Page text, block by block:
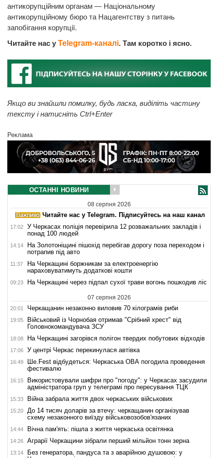
антикорупційним органам — Національному
антикорупційному бюро та Нацагентству з питань
запобігання корупції.
Читайте нас у Telegram-каналі. Там коротко і ясно.
Якщо ви знайшли помилку, будь ласка, виділіть частину
тексту і натисніть Ctrl+Enter
Реклама
ОСТАННІ НОВИНИ
08 серпня 2026
Читайте нас у Telegram. Підписуйтесь на наш канал
17:02
У Черкасах поліція перевірила 12 розважальних закладів і
понад 100 людей
14:14
На Золотоніщині пішохід перебігав дорогу поза переходом і
потрапив під авто
11:37
На Черкащині боржникам за електроенергію
нараховуватимуть додаткові кошти
09:23 На Черкащині через підпал сухої трави вогонь пошкодив ліс
07 серпня 2026
20:01 Черкащанин незаконно виловив 70 кілограмів риби
19:05
Військовий із Чорнобая отримав "Срібний хрест" від
Головнокомандувача ЗСУ
18:08 На Черкащині загорівся полігон твердих побутових відходів
17:06 У центрі Черкас перекинулася автівка
16:49
Ше.Fest відбудеться: Черкаська ОВА погодила проведення
фестивалю
16:15
Використовували шифри про "погоду": у Черкасах засудили
адміністратора груп у телеграмі про пересування ТЦК
15:33 Війна забрала життя двох черкаських військових
15:20
До 14 тисяч доларів за втечу: черкащанин організував
схему незаконного виїзду військовозобов'язаних
14:44 Вічна пам'ять: пішла з життя черкаська освітянка
14:26 Аграрії Черкащини зібрали перший мільйон тонн зерна
13:14
Без генератора, пандуса та з аварійною душовою: у